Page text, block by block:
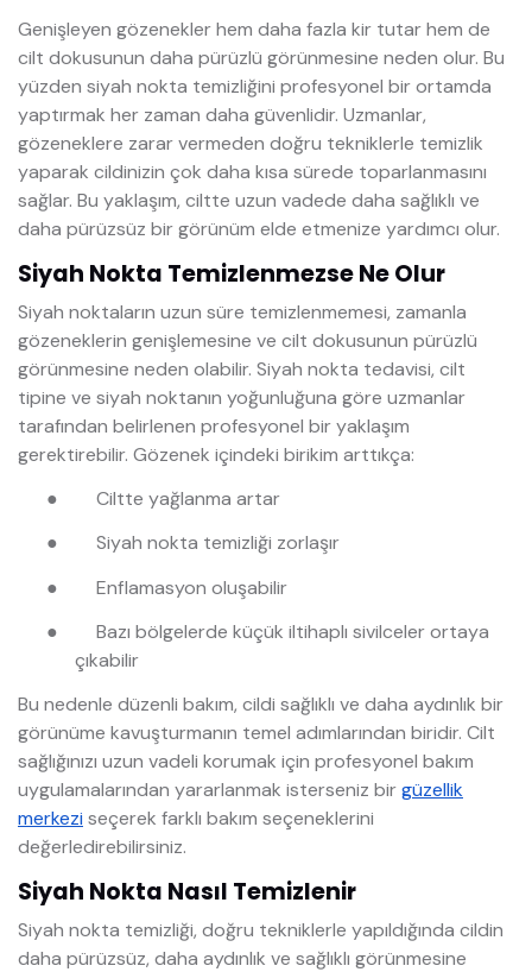
Genişleyen gözenekler hem daha fazla kir tutar hem de
cilt dokusunun daha pürüzlü görünmesine neden olur. Bu
yüzden siyah nokta temizliğini profesyonel bir ortamda
yaptırmak her zaman daha güvenlidir. Uzmanlar,
gözeneklere zarar vermeden doğru tekniklerle temizlik
yaparak cildinizin çok daha kısa sürede toparlanmasını
sağlar. Bu yaklaşım, ciltte uzun vadede daha sağlıklı ve
daha pürüzsüz bir görünüm elde etmenize yardımcı olur.
Siyah Nokta Temizlenmezse Ne Olur
Siyah noktaların uzun süre temizlenmemesi, zamanla
gözeneklerin genişlemesine ve cilt dokusunun pürüzlü
görünmesine neden olabilir. Siyah nokta tedavisi, cilt
tipine ve siyah noktanın yoğunluğuna göre uzmanlar
tarafından belirlenen profesyonel bir yaklaşım
gerektirebilir. Gözenek içindeki birikim arttıkça:
●
Ciltte yağlanma artar
●
Siyah nokta temizliği zorlaşır
●
Enflamasyon oluşabilir
●
Bazı bölgelerde küçük iltihaplı sivilceler ortaya
çıkabilir
Bu nedenle düzenli bakım, cildi sağlıklı ve daha aydınlık bir
görünüme kavuşturmanın temel adımlarından biridir. Cilt
sağlığınızı uzun vadeli korumak için profesyonel bakım
uygulamalarından yararlanmak isterseniz birgüzellik
merkezi seçerek farklı bakım seçeneklerini
değerledirebilirsiniz.
Siyah Nokta Nasıl Temizlenir
Siyah nokta temizliği, doğru tekniklerle yapıldığında cildin
daha pürüzsüz, daha aydınlık ve sağlıklı görünmesine